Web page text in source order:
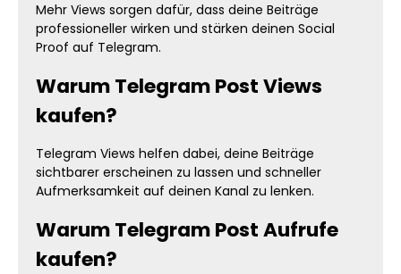
Mehr Views sorgen dafür, dass deine Beiträge
professioneller wirken und stärken deinen Social
Proof auf Telegram.
Warum Telegram Post Views
kaufen?
Telegram Views helfen dabei, deine Beiträge
sichtbarer erscheinen zu lassen und schneller
Aufmerksamkeit auf deinen Kanal zu lenken.
Warum Telegram Post Aufrufe
kaufen?